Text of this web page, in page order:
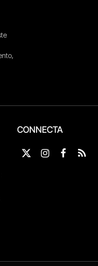
CONNECTA
X
InstagramFacebook
RSS